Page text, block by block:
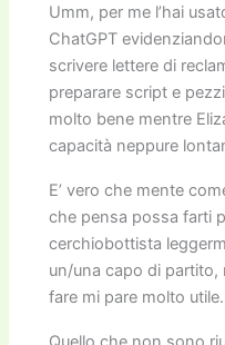
Umm, per me l’hai
ChatGPT
scrivere lettere di
preparare script e
molto bene mentre
capacità neppure
E’ vero che mente
che pensa possa farti
cerchiobottista
un/una capo di partito,
fare mi pare molto utile.